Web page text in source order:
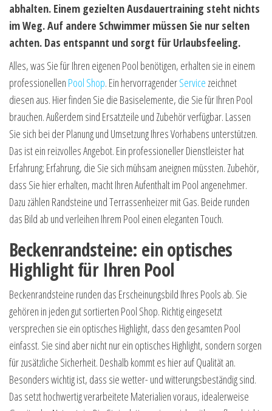
abhalten. Einem gezielten Ausdauertraining steht nichts
im Weg. Auf andere Schwimmer müssen Sie nur selten
achten. Das entspannt und sorgt für Urlaubsfeeling.
Alles, was Sie für Ihren eigenen Pool benötigen, erhalten sie in einem
professionellen Pool Shop. Ein hervorragenderService zeichnet
diesen aus. Hier finden Sie die Basiselemente, die Sie für Ihren Pool
brauchen. Außerdem sind Ersatzteile und Zubehör verfügbar. Lassen
Sie sich bei der Planung und Umsetzung Ihres Vorhabens unterstützen.
Das ist ein reizvolles Angebot. Ein professioneller Dienstleister hat
Erfahrung; Erfahrung, die Sie sich mühsam aneignen müssten. Zubehör,
dass Sie hier erhalten, macht Ihren Aufenthalt im Pool angenehmer.
Dazu zählen Randsteine und Terrassenheizer mit Gas. Beide runden
das Bild ab und verleihen Ihrem Pool einen eleganten Touch.
Beckenrandsteine: ein optisches
Highlight für Ihren Pool
Beckenrandsteine runden das Erscheinungsbild Ihres Pools ab. Sie
gehören in jeden gut sortierten Pool Shop. Richtig eingesetzt
versprechen sie ein optisches Highlight, dass den gesamten Pool
einfasst. Sie sind aber nicht nur ein optisches Highlight, sondern sorgen
für zusätzliche Sicherheit. Deshalb kommt es hier auf Qualität an.
Besonders wichtig ist, dass sie wetter- und witterungsbeständig sind.
Das setzt hochwertig verarbeitete Materialien voraus, idealerweise